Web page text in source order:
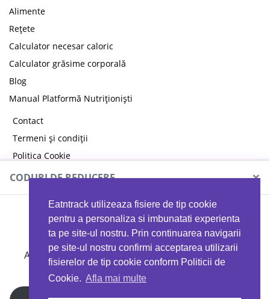
Eatntrack utilizeaza fisiere de tip cookie
pentru a personaliza si imbunatati experienta
ta pe site-ul nostru. Prin continuarea navigarii
pe site-ul nostru confirmi acceptarea utilizarii
fisierelor de tip cookie conform Politicii de
Cookie. Afla mai multe
Alimente
Rețete
Calculator necesar caloric
Calculator grăsime corporală
Blog
Manual Platformă Nutriționiști
Contact
Termeni și condiții
Politica Cookie
Politica de confidențialitate
CODURI DE REDUCERE ×
MYPROTEIN
Ai 40%reducere la orice comandă folosind codul
EATTRACK